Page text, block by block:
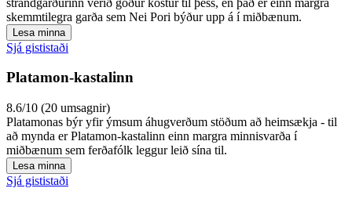
skemmtilegra garða sem Nei Pori býður upp á í miðbænum.
Lesa minna
Sjá gististaði
Platamon-kastalinn
8.6/10 (20 umsagnir)
Platamonas býr yfir ýmsum áhugverðum stöðum að heimsækja - til
að mynda er Platamon-kastalinn einn margra minnisvarða í
miðbænum sem ferðafólk leggur leið sína til.
Lesa minna
Sjá gististaði